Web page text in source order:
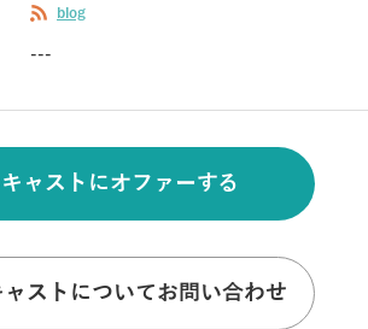
blog
---
ャストにオファーする
ャストについてお問い合わせ